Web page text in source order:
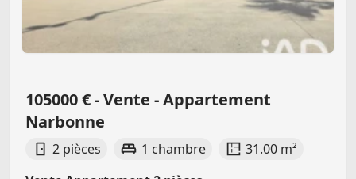
105000 € - Vente - Appartement
Narbonne
2 pièces 1 chambre
31.00 m²